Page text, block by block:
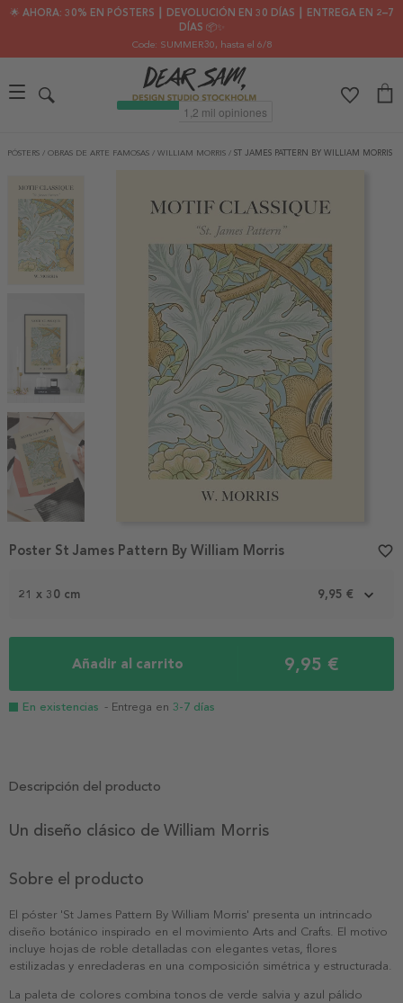
🌟 AHORA: 30% EN PÓSTERS ┃ DEVOLUCIÓN EN 30 DÍAS ┃ ENTREGA EN 2–7
DÍAS 📦✨
Code: SUMMER30, hasta el 6/8
PÓSTERS / OBRAS DE ARTE FAMOSAS / WILLIAM MORRIS / ST JAMES PATTERN BY WILLIAM MORRIS
1
21 x 30 cm 9,95 €
Añadir al carrito 9,95 €
En existencias - Entrega en 3-7 días
Poster St James Pattern By William Morris favorite_border
Descripción del producto
Un diseño clásico de William Morris
Sobre el producto
El póster 'St James Pattern By William Morris' presenta un intrincado
diseño botánico inspirado en el movimiento Arts and Crafts. El motivo
incluye hojas de roble detalladas con elegantes vetas, flores
estilizadas y enredaderas en una composición simétrica y estructurada.
La paleta de colores combina tonos de verde salvia y azul pálido